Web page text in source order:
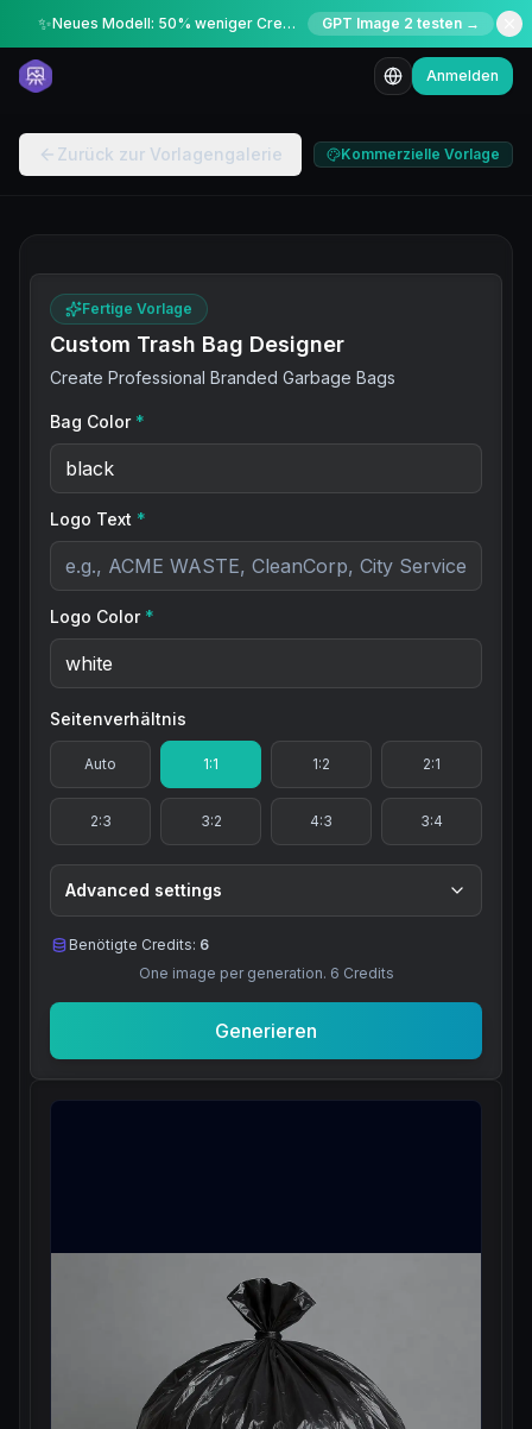
✨ Neues Modell: 50% weniger Credits für kurze Zeit GPT Image 2 testen →
Anmelden
Zurück zur Vorlagengalerie Kommerzielle Vorlage
Fertige Vorlage
Custom Trash Bag Designer
Create Professional Branded Garbage Bags
Bag Color *
Logo Text *
Logo Color *
Seitenverhältnis
Auto 1:1 1:2 2:1
2:3 3:2 4:3 3:4
Advanced settings
Benötigte Credits: 6
One image per generation. 6 Credits
Generieren